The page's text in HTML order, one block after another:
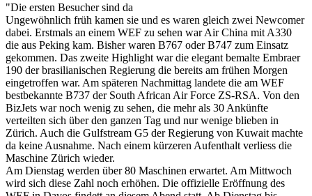
"Die ersten Besucher sind da
Ungewöhnlich früh kamen sie und es waren gleich zwei Newcomer
dabei. Erstmals an einem WEF zu sehen war Air China mit A330
die aus Peking kam. Bisher waren B767 oder B747 zum Einsatz
gekommen. Das zweite Highlight war die elegant bemalte Embraer
190 der brasilianischen Regierung die bereits am frühen Morgen
eingetroffen war. Am späteren Nachmittag landete die am WEF
bestbekannte B737 der South African Air Force ZS-RSA. Von den
BizJets war noch wenig zu sehen, die mehr als 30 Ankünfte
verteilten sich über den ganzen Tag und nur wenige blieben in
Zürich. Auch die Gulfstream G5 der Regierung von Kuwait machte
da keine Ausnahme. Nach einem kürzeren Aufenthalt verliess die
Maschine Zürich wieder.
Am Dienstag werden über 80 Maschinen erwartet. Am Mittwoch
wird sich diese Zahl noch erhöhen. Die offizielle Eröffnung des